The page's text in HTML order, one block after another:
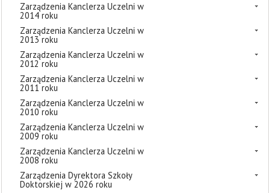
Zarządzenia Kanclerza Uczelni w
2014 roku
Zarządzenia Kanclerza Uczelni w
2013 roku
Zarządzenia Kanclerza Uczelni w
2012 roku
Zarządzenia Kanclerza Uczelni w
2011 roku
Zarządzenia Kanclerza Uczelni w
2010 roku
Zarządzenia Kanclerza Uczelni w
2009 roku
Zarządzenia Kanclerza Uczelni w
2008 roku
Zarządzenia Dyrektora Szkoły
Doktorskiej w 2026 roku